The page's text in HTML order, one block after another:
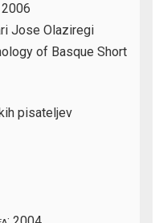
2006
Jose Olaziregi
of Basque Short
pisateljev